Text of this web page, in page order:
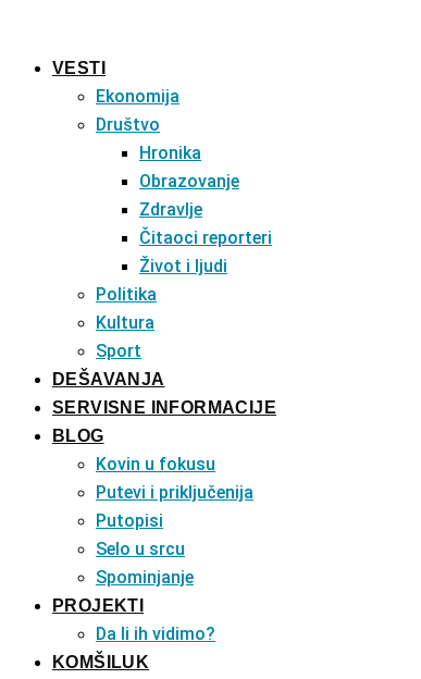
sadržajVESTI
Ekonomija
Društvo
Hronika
Obrazovanje
Zdravlje
Čitaoci reporteri
Život i ljudi
Politika
Kultura
Sport
DEŠAVANJA
SERVISNE INFORMACIJE
BLOG
Kovin u fokusu
Putevi i priključenija
Putopisi
Selo u srcu
Spominjanje
PROJEKTI
Da li ih vidimo?
KOMŠILUK